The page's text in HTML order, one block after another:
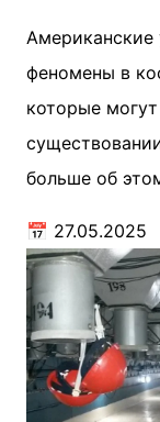
Американские
феномены в
которые
больше об
📅 27.05.2025